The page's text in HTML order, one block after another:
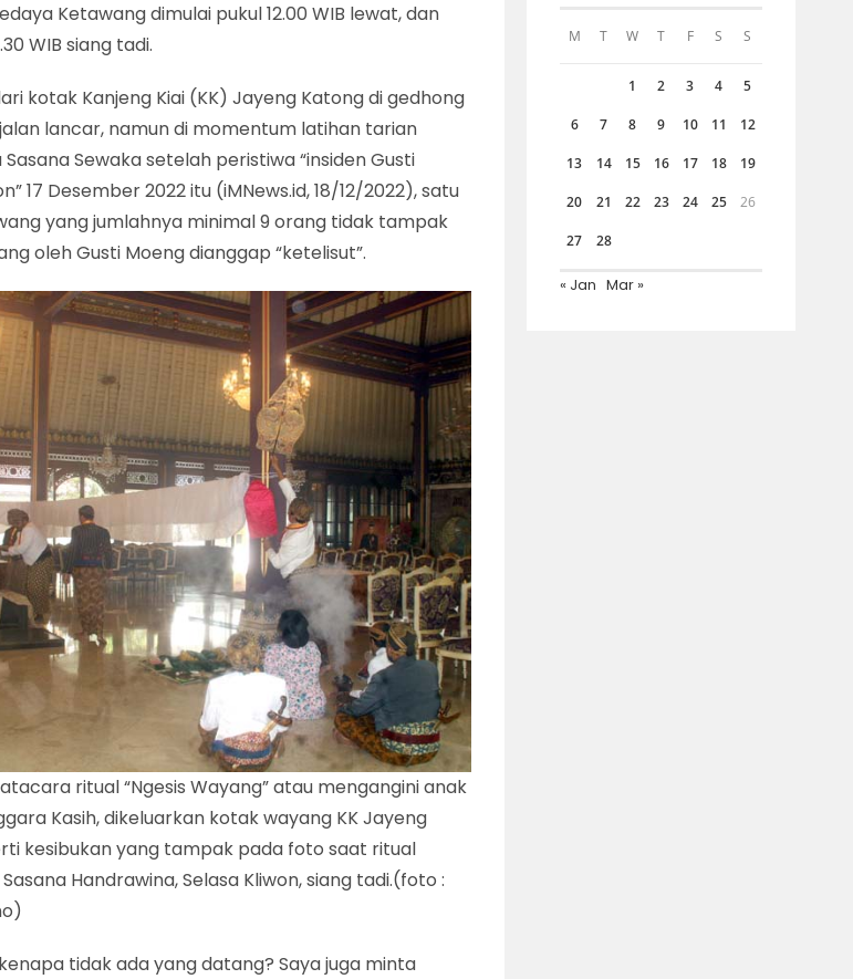
Ketawang dimulai pukul 12.00 WIB lewat, dan
WIB siang tadi.
kotak Kanjeng Kiai (KK) Jayeng Katong di gedhong
lancar, namun di momentum latihan tarian
Sewaka setelah peristiwa “insiden Gusti
17 Desember 2022 itu (iMNews.id, 18/12/2022), satu
yang jumlahnya minimal 9 orang tidak tampak
oleh Gusti Moeng dianggap “ketelisut”.
Tatacara ritual “Ngesis Wayang” atau mengangini anak
Kasih, dikeluarkan kotak wayang KK Jayeng
kesibukan yang tampak pada foto saat ritual
Handrawina, Selasa Kliwon, siang tadi.(foto :
tidak ada yang datang? Saya juga minta
M T W T F S S
1 2 3 4 5
6 7 8 9 10 11 12
13 14 15 16 17 18 19
20 21 22 23 24 25 26
27 28
« Jan Mar »